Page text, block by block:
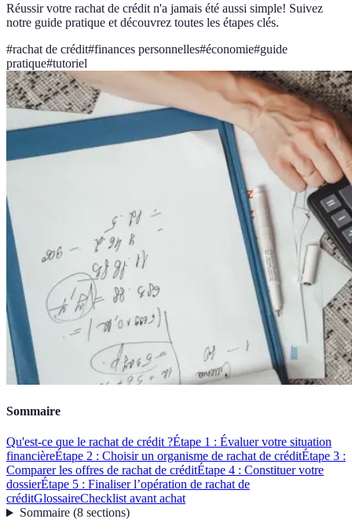
Réussir votre rachat de crédit n'a jamais été aussi simple! Suivez
notre guide pratique et découvrez toutes les étapes clés.
#rachat de crédit#finances personnelles#économie#guide
pratique#tutoriel
Sommaire
Qu'est-ce que le rachat de crédit ?Étape 1 : Évaluer votre situation
financièreÉtape 2 : Choisir un organisme de rachat de créditÉtape 3 :
Comparer les offres de rachat de créditÉtape 4 : Constituer votre
dossierÉtape 5 : Finaliser l’opération de rachat de
créditGlossaireChecklist avant achat
Sommaire(8 sections)